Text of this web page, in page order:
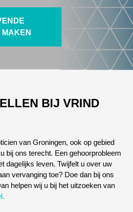
BIJ VRIND
van Groningen, ook op gebied
bij ons terecht. Een gehoorprobleem
dagelijks leven. Twijfelt u over uw
vervanging toe? Doe dan bij ons
helpen wij u bij het uitzoeken van